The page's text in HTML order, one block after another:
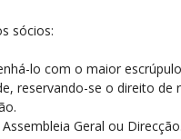
sócios:
lo com o maior
reservando-se o direito de
Geral ou Direcção.